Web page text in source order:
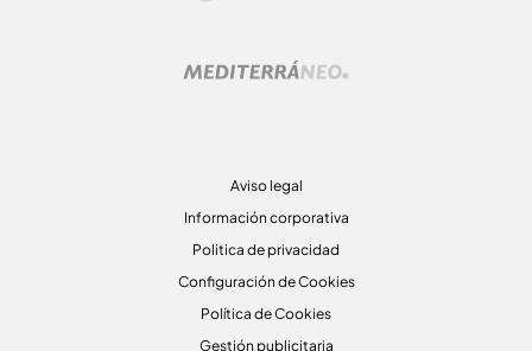
Aviso legal
Información corporativa
Politica de privacidad
Configuración de Cookies
Política de Cookies
Gestión publicitaria